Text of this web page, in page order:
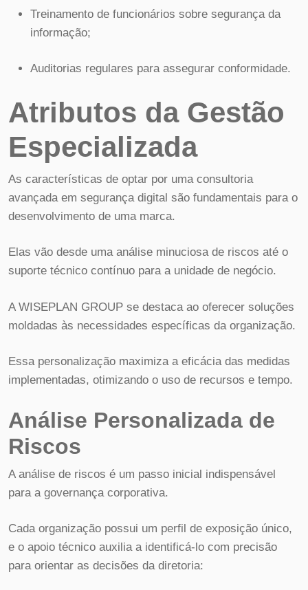
Treinamento de funcionários sobre segurança da
informação;
Auditorias regulares para assegurar conformidade.
Atributos da Gestão
Especializada
As características de optar por uma consultoria
avançada em segurança digital são fundamentais para o
desenvolvimento de uma marca.
Elas vão desde uma análise minuciosa de riscos até o
suporte técnico contínuo para a unidade de negócio.
A WISEPLAN GROUP se destaca ao oferecer soluções
moldadas às necessidades específicas da organização.
Essa personalização maximiza a eficácia das medidas
implementadas, otimizando o uso de recursos e tempo.
Análise Personalizada de
Riscos
A análise de riscos é um passo inicial indispensável
para a governança corporativa.
Cada organização possui um perfil de exposição único,
e o apoio técnico auxilia a identificá-lo com precisão
para orientar as decisões da diretoria: